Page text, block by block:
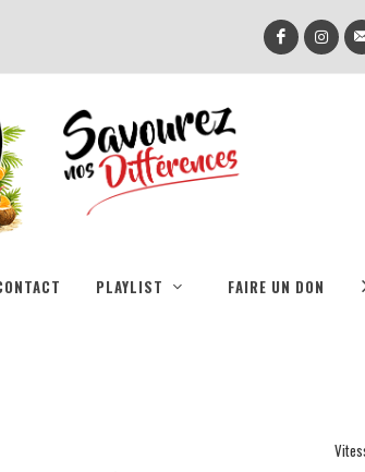
PLAYLIST FAIRE UN DON